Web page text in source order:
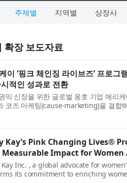
주제별 지역별 상장사
확장 보도자료
이 ‘핑크 체인징 라이브즈’ 프로
적인 성과로 전환
익 신장을 위한 글로벌 옹호 기업 메리
코즈 마케팅(cause-marketing)을 결합
한 영향력을 창출하는 다각적인 글로벌
Kay’s Pink Changing Lives®
Impact for
Inc. , a global advocate for
its commitment to enriching